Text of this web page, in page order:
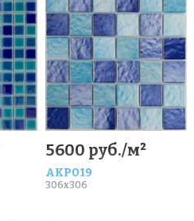
5600 руб./м²
AKP019
306x306